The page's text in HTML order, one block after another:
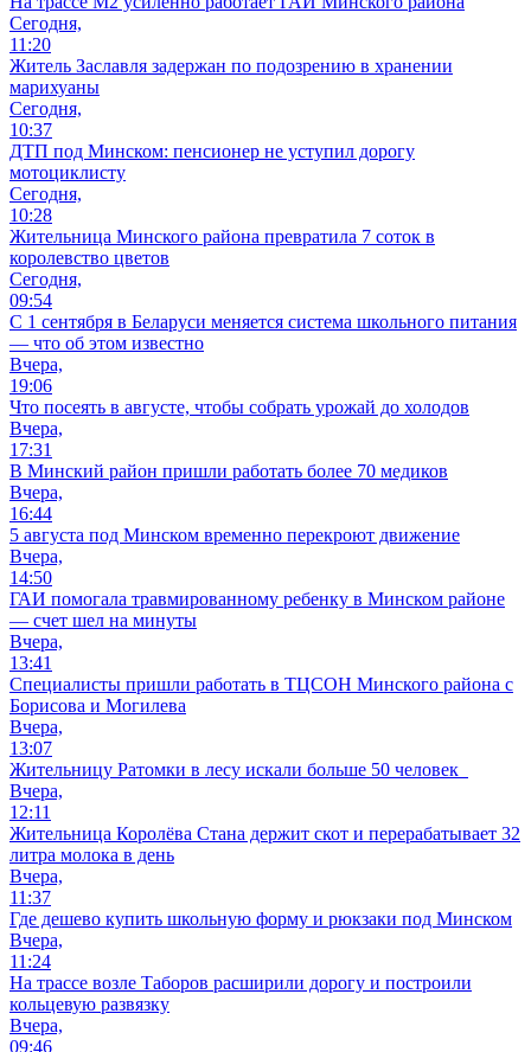
Сегодня,
11:20
Житель Заславля задержан по подозрению в хранении
марихуаны
Сегодня,
10:37
ДТП под Минском: пенсионер не уступил дорогу
мотоциклисту
Сегодня,
10:28
Жительница Минского района превратила 7 соток в
королевство цветов
Сегодня,
09:54
С 1 сентября в Беларуси меняется система школьного питания
— что об этом известно
Вчера,
19:06
Что посеять в августе, чтобы собрать урожай до холодов
Вчера,
17:31
В Минский район пришли работать более 70 медиков
Вчера,
16:44
5 августа под Минском временно перекроют движение
Вчера,
14:50
ГАИ помогала травмированному ребенку в Минском районе
— счет шел на минуты
Вчера,
13:41
Специалисты пришли работать в ТЦСОН Минского района с
Борисова и Могилева
Вчера,
13:07
Жительницу Ратомки в лесу искали больше 50 человек
Вчера,
12:11
Жительница Королёва Стана держит скот и перерабатывает 32
литра молока в день
Вчера,
11:37
Где дешево купить школьную форму и рюкзаки под Минском
Вчера,
11:24
На трассе возле Таборов расширили дорогу и построили
кольцевую развязку
Вчера,
09:46